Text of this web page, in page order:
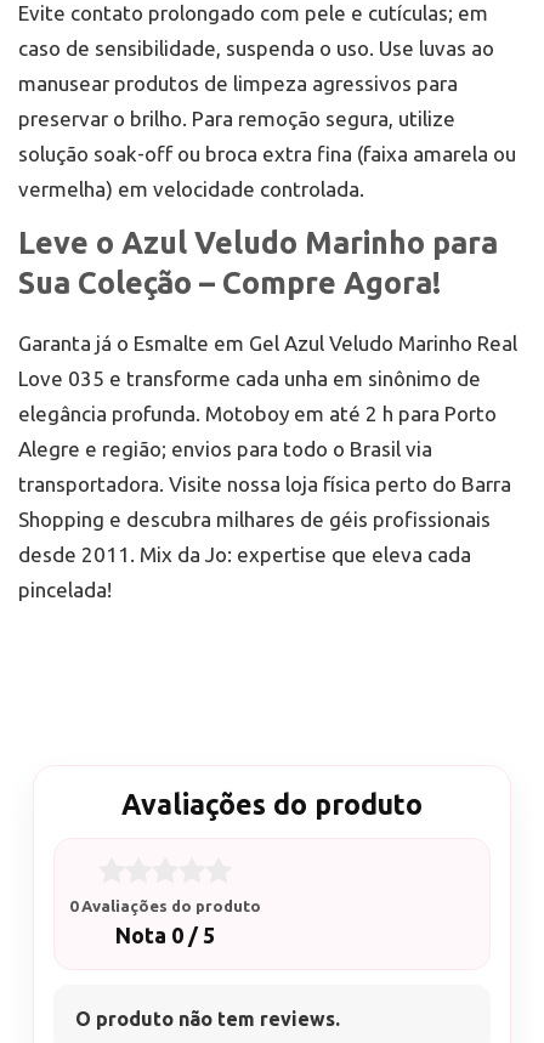
Evite contato prolongado com pele e cutículas; em
caso de sensibilidade, suspenda o uso. Use luvas ao
manusear produtos de limpeza agressivos para
preservar o brilho. Para remoção segura, utilize
solução soak-off ou broca extra fina (faixa amarela ou
vermelha) em velocidade controlada.
Leve o Azul Veludo Marinho para
Sua Coleção – Compre Agora!
Garanta já o Esmalte em Gel Azul Veludo Marinho Real
Love 035 e transforme cada unha em sinônimo de
elegância profunda. Motoboy em até 2 h para Porto
Alegre e região; envios para todo o Brasil via
transportadora. Visite nossa loja física perto do Barra
Shopping e descubra milhares de géis profissionais
desde 2011. Mix da Jo: expertise que eleva cada
pincelada!
Avaliações do produto
0 Avaliações do produto
Nota 0 / 5
O produto não tem reviews.